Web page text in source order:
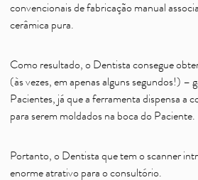
convencionais de fabricação manual
cerâmica pura.
Como resultado, o Dentista consegue
(às vezes, em apenas alguns segundos!) –
Pacientes, já que a ferramenta dispensa a
para serem moldados na boca do Paciente.
Portanto, o Dentista que tem o scanner
enorme atrativo para o consultório.